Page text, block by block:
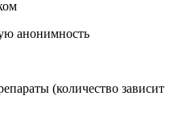
анонимность
(количество зависит